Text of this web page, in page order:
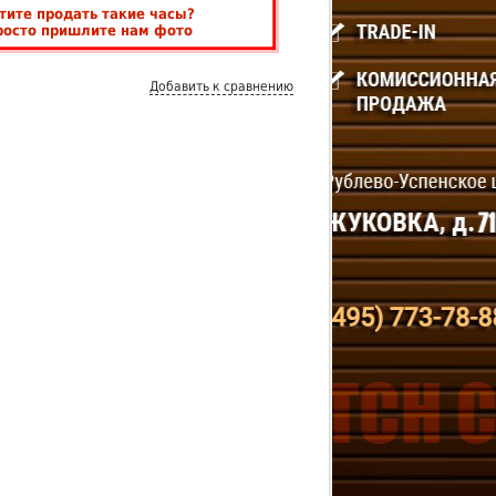
продать такие часы?
пришлите нам фото
Добавить к сравнению